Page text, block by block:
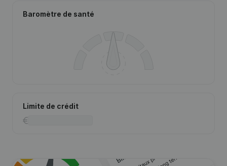
Baromètre de santé
Limite de crédit